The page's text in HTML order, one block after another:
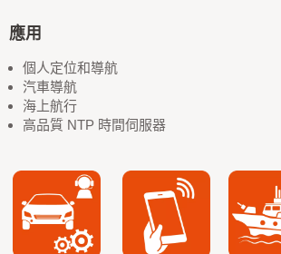
應用
個人定位和導航
汽車導航
海上航行
高品質 NTP 時間伺服器